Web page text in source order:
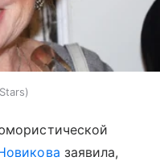
заявила,